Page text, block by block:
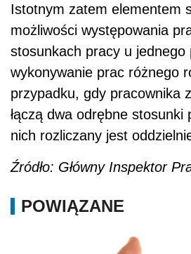
Istotnym zatem elementem
możliwości występowania
stosunkach pracy u jednego
wykonywanie prac różnego
przypadku, gdy pracownika
łączą dwa odrębne stosunki
nich rozliczany jest
Źródło: Główny Inspektor
POWIĄZANE